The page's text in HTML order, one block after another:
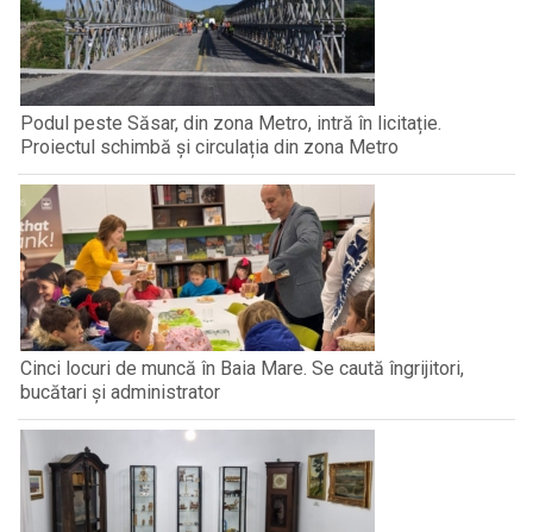
Podul peste Săsar, din zona Metro, intră în licitație.
Proiectul schimbă și circulația din zona Metro
Cinci locuri de muncă în Baia Mare. Se caută îngrijitori,
bucătari și administrator